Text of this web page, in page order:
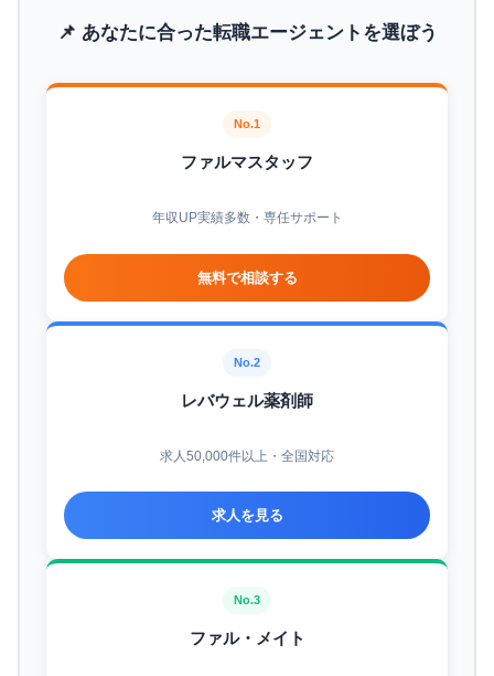
📌 あなたに合った転職エージェントを選ぼう
No.1
ファルマスタッフ
年収UP実績多数・専任サポート
無料で相談する
No.2
レバウェル薬剤師
求人50,000件以上・全国対応
求人を見る
No.3
ファル・メイト